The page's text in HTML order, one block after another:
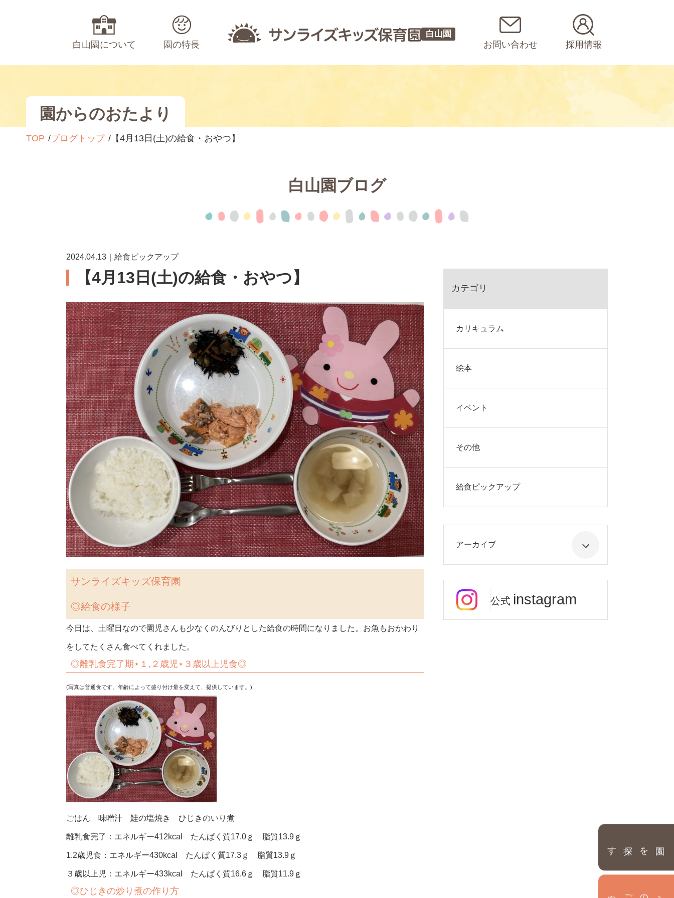
白山園について 園の特長
白山園
お問い合わせ 採用情報
園を探す
園からのおたより
TOP ブログトップ 【4月13日(土)の給食・おやつ】
白山園ブログ
2024.04.13｜給食ピックアップ
【4月13日(土)の給食・おやつ】
サンライズキッズ保育園
◎給食の様子
今日は、土曜日なので園児さんも少なくのんびりとした給食の時間になりました。お魚もおかわり
をしてたくさん食べてくれました。
◎離乳食完了期⋆１,２歳児⋆３歳以上児食◎
(写真は普通食です。年齢によって盛り付け量を変えて、提供しています。)
ごはん 味噌汁 鮭の塩焼き ひじきのいり煮
離乳食完了：エネルギー412kcal たんぱく質17.0ｇ 脂質13.9ｇ
1.2歳児食：エネルギー430kcal たんぱく質17.3ｇ 脂質13.9ｇ
３歳以上児：エネルギー433kcal たんぱく質16.6ｇ 脂質11.9ｇ
◎ひじきの炒り煮の作り方
カテゴリ
カリキュラム
絵本
イベント
その他
給食ピックアップ
アーカイブ
公式 instagram